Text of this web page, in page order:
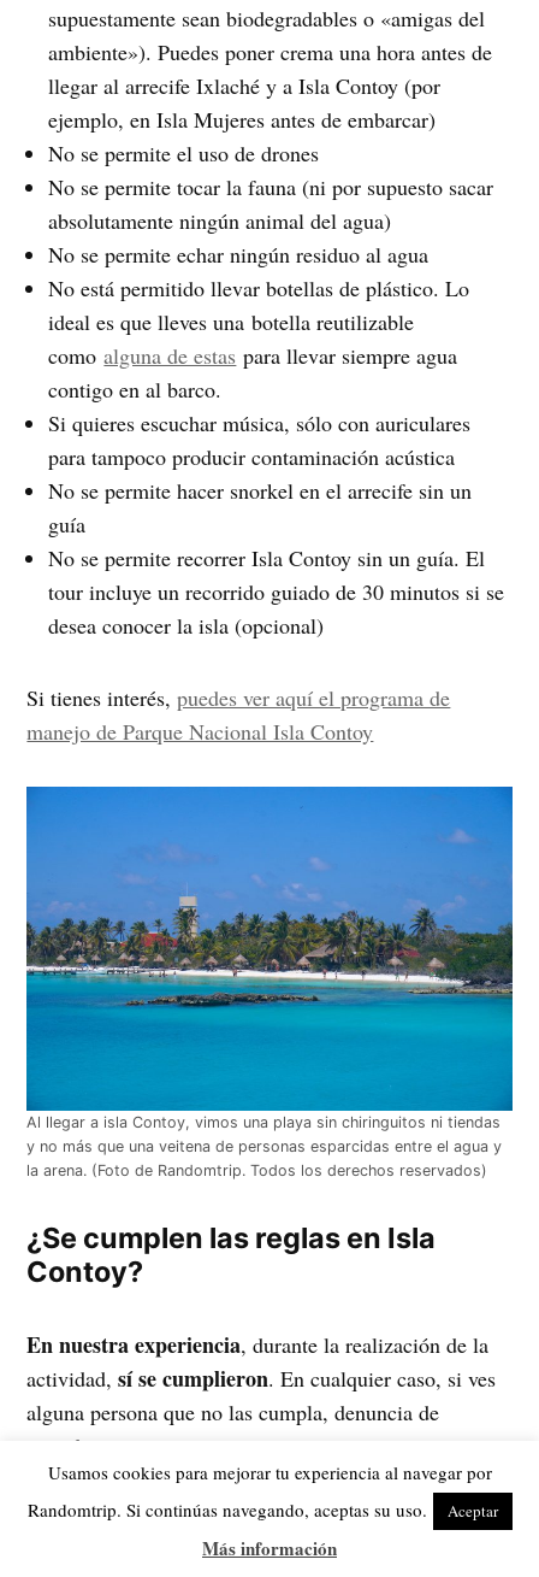
supuestamente sean biodegradables o «amigas del
ambiente»). Puedes poner crema una hora antes de
llegar al arrecife Ixlaché y a Isla Contoy (por
ejemplo, en Isla Mujeres antes de embarcar)
No se permite el uso de drones
No se permite tocar la fauna (ni por supuesto sacar
absolutamente ningún animal del agua)
No se permite echar ningún residuo al agua
No está permitido llevar botellas de plástico. Lo
ideal es que lleves una botella reutilizable
comoalguna de estas para llevar siempre agua
contigo en al barco.
Si quieres escuchar música, sólo con auriculares
para tampoco producir contaminación acústica
No se permite hacer snorkel en el arrecife sin un
guía
No se permite recorrer Isla Contoy sin un guía. El
tour incluye un recorrido guiado de 30 minutos si se
desea conocer la isla (opcional)
Si tienes interés,puedes ver aquí el programa de
manejo de Parque Nacional Isla Contoy
Al llegar a isla Contoy, vimos una playa sin chiringuitos ni tiendas
y no más que una veitena de personas esparcidas entre el agua y
la arena. (Foto de Randomtrip. Todos los derechos reservados)
¿Se cumplen las reglas en Isla
Contoy?
En nuestra experiencia, durante la realización de la
actividad,sí se cumplieron. En cualquier caso, si ves
alguna persona que no las cumpla, denuncia de
inmediato.
Usamos cookies para mejorar tu experiencia al navegar por
Randomtrip. Si continúas navegando, aceptas su uso.
Aceptar
Más información